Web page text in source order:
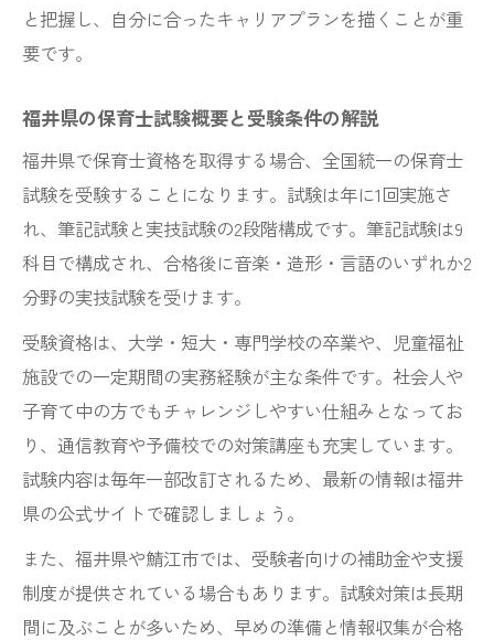
と把握し、自分に合ったキャリアプランを描くことが重
要です。
福井県の保育士試験概要と受験条件の解説
福井県で保育士資格を取得する場合、全国統一の保育士
試験を受験することになります。試験は年に1回実施さ
れ、筆記試験と実技試験の2段階構成です。筆記試験は9
科目で構成され、合格後に音楽・造形・言語のいずれか2
分野の実技試験を受けます。
受験資格は、大学・短大・専門学校の卒業や、児童福祉
施設での一定期間の実務経験が主な条件です。社会人や
子育て中の方でもチャレンジしやすい仕組みとなってお
り、通信教育や予備校での対策講座も充実しています。
試験内容は毎年一部改訂されるため、最新の情報は福井
県の公式サイトで確認しましょう。
また、福井県や鯖江市では、受験者向けの補助金や支援
制度が提供されている場合もあります。試験対策は長期
間に及ぶことが多いため、早めの準備と情報収集が合格